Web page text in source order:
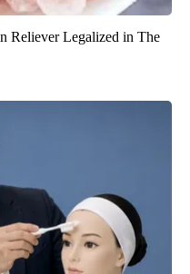
Reliever Legalized in The